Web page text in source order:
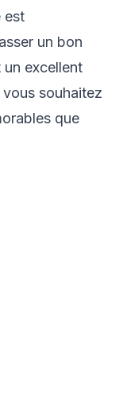
est
un bon
excellent
souhaitez
que